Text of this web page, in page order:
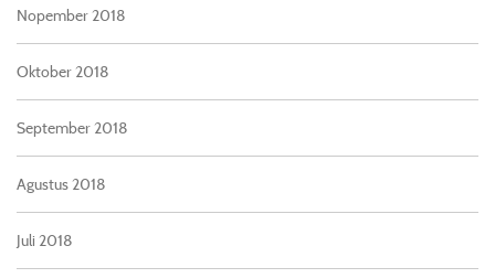
Nopember 2018
Oktober 2018
September 2018
Agustus 2018
Juli 2018